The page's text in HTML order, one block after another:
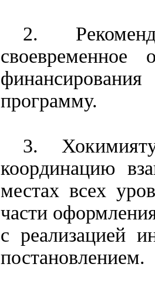
2.
программу.
3.
координацию
местах всех
части
с реализацией
постановлением.